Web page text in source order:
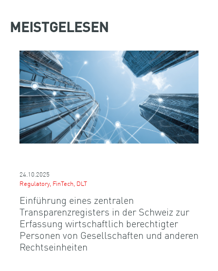
MEISTGELESEN
24.10.2025
Regulatory, FinTech, DLT
Einführung eines zentralen
Transparenzregisters in der Schweiz zur
Erfassung wirtschaftlich berechtigter
Personen von Gesellschaften und anderen
Rechtseinheiten